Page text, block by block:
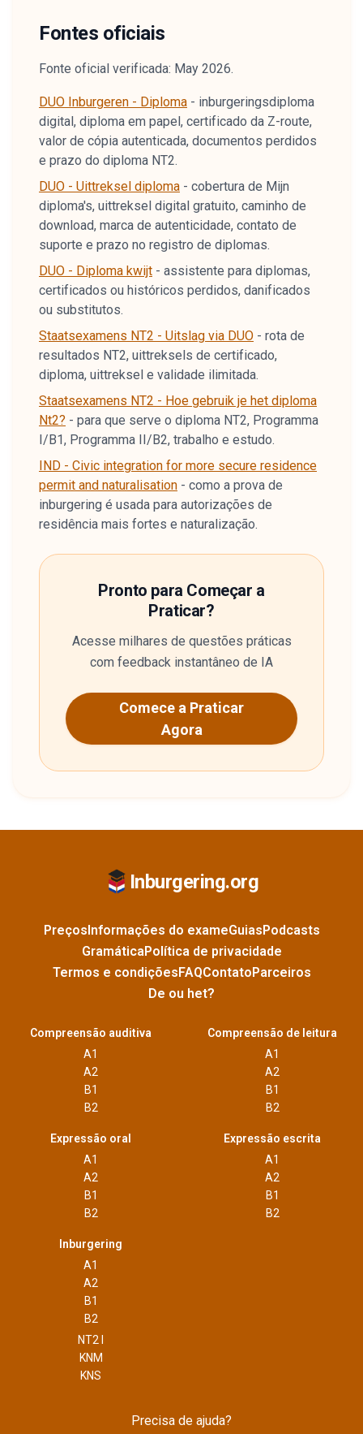
Fontes oficiais
Fonte oficial verificada: May 2026.
DUO Inburgeren - Diploma - inburgeringsdiploma
digital, diploma em papel, certificado da Z-route,
valor de cópia autenticada, documentos perdidos
e prazo do diploma NT2.
DUO - Uittreksel diploma - cobertura de Mijn
diploma's, uittreksel digital gratuito, caminho de
download, marca de autenticidade, contato de
suporte e prazo no registro de diplomas.
DUO - Diploma kwijt - assistente para diplomas,
certificados ou históricos perdidos, danificados
ou substitutos.
Staatsexamens NT2 - Uitslag via DUO - rota de
resultados NT2, uittreksels de certificado,
diploma, uittreksel e validade ilimitada.
Staatsexamens NT2 - Hoe gebruik je het diploma
Nt2? - para que serve o diploma NT2, Programma
I/B1, Programma II/B2, trabalho e estudo.
IND - Civic integration for more secure residence
permit and naturalisation - como a prova de
inburgering é usada para autorizações de
residência mais fortes e naturalização.
Pronto para Começar a
Praticar?
Acesse milhares de questões práticas
com feedback instantâneo de IA
Comece a Praticar
Agora
Inburgering.org
PreçosInformações do exameGuiasPodcasts
GramáticaPolítica de privacidade
Termos e condiçõesFAQContatoParceiros
De ou het?
Compreensão auditiva
A1
A2
B1
B2
Compreensão de leitura
A1
A2
B1
B2
Expressão oral
A1
A2
B1
B2
Expressão escrita
A1
A2
B1
B2
Inburgering
A1
A2
B1
B2
NT2 I
KNM
KNS
Precisa de ajuda?